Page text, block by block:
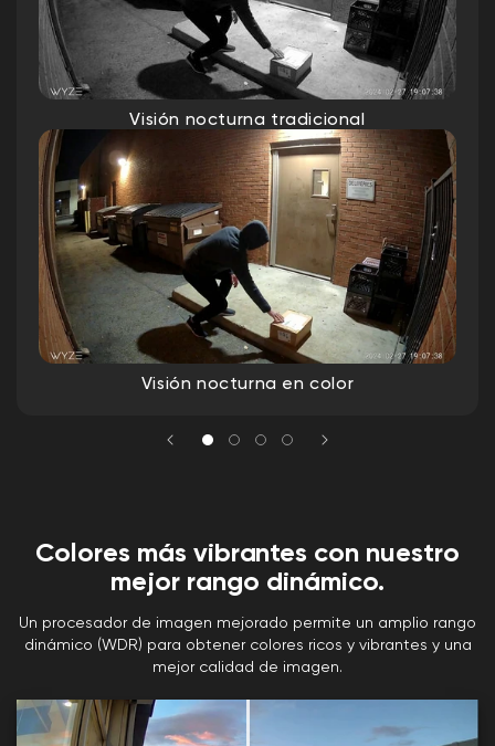
Visión nocturna tradicional
Visión nocturna en color
Colores más vibrantes con nuestro
mejor rango dinámico.
Un procesador de imagen mejorado permite un amplio rango
dinámico (WDR) para obtener colores ricos y vibrantes y una
mejor calidad de imagen.